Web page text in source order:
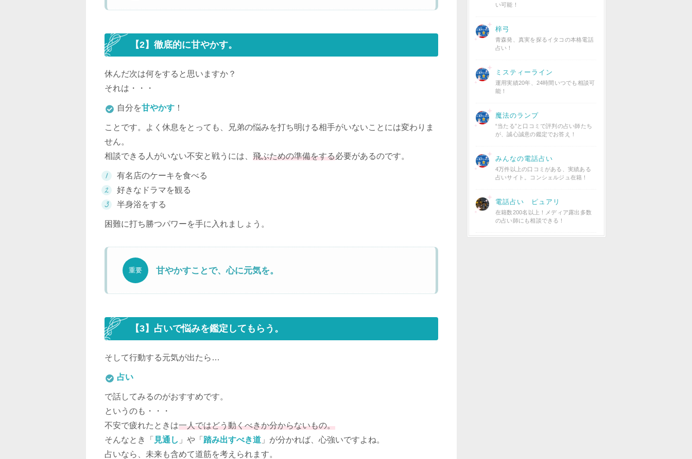
【2】徹底的に甘やかす。
休んだ次は何をすると思いますか？
それは・・・
自分を甘やかす ！
ことです。よく休息をとっても、兄弟の悩みを打ち明ける相手がいないことには変わりま
せん。
相談できる人がいない不安と戦うには、 飛ぶための準備をする必要があるのです。
有名店のケーキを食べる
好きなドラマを観る
半身浴をする
困難に打ち勝つパワーを手に入れましょう。
重要 甘やかすことで、心に元気を。
【3】占いで悩みを鑑定してもらう。
そして行動する元気が出たら…
占い
で話してみるのがおすすめです。
というのも・・・
不安で疲れたときは一人ではどう動くべきか分からないもの。
そんなとき「 見通し 」や「 踏み出すべき道 」が分かれば、心強いですよね。
占いなら、未来も含めて道筋を考えられます。
い可能！
梓弓
青森発、真実を探るイタコの本格電話
占い！
ミスティーライン
運用実績20年、24時間いつでも相談可
能！
魔法のランプ
“当たる”と口コミで評判の占い師たち
が、誠心誠意の鑑定でお答え！
みんなの電話占い
4万件以上の口コミがある、実績ある
占いサイト。コンシェルジュ在籍！
電話占い ピュアリ
在籍数200名以上！メディア露出多数
の占い師にも相談できる！